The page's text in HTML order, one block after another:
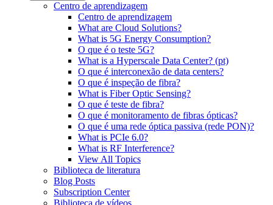
Centro de aprendizagem
Centro de aprendizagem
What are Cloud Solutions?
What is 5G Energy Consumption?
O que é o teste 5G?
What is a Hyperscale Data Center? (pt)
O que é interconexão de data centers?
O que é inspeção de fibra?
What is Fiber Optic Sensing?
O que é teste de fibra?
O que é monitoramento de fibras ópticas?
O que é uma rede óptica passiva (rede PON)?
What is PCIe 6.0?
What is RF Interference?
View All Topics
Biblioteca de literatura
Blog Posts
Subscription Center